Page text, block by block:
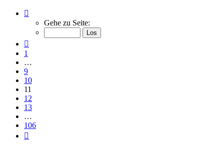
von
Gehe zu Seite:
1
…
9
10
11
12
13
…
106